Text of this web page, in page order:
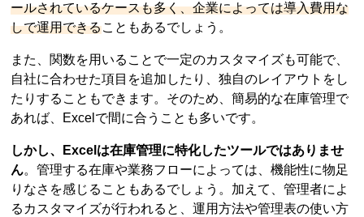
ールされているケースも多く、企業によっては導入費用な
しで運用できることもあるでしょう。
また、関数を用いることで一定のカスタマイズも可能で、
自社に合わせた項目を追加したり、独自のレイアウトをし
たりすることもできます。そのため、簡易的な在庫管理で
あれば、Excelで間に合うことも多いです。
しかし、Excelは在庫管理に特化したツールではありませ
ん。管理する在庫や業務フローによっては、機能性に物足
りなさを感じることもあるでしょう。加えて、管理者によ
るカスタマイズが行われると、運用方法や管理表の使い方